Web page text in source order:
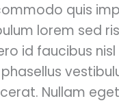
quis
lorem sed
id faucibus
Nullam